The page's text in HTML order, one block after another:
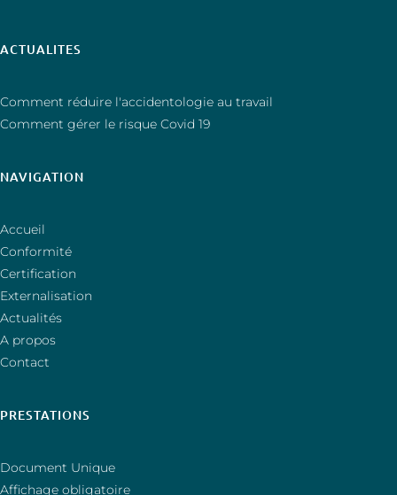
ACTUALITES
Comment réduire l'accidentologie au travail
Comment gérer le risque Covid 19
NAVIGATION
Accueil
Conformité
Certification
Externalisation
Actualités
A propos
Contact
PRESTATIONS
Document Unique
Affichage obligatoire